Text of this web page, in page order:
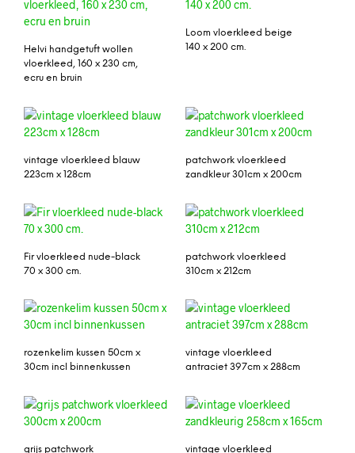
Helvi handgetuft wollen
vloerkleed, 160 x 230 cm,
ecru en bruin
Loom vloerkleed beige
140 x 200 cm.
vintage vloerkleed blauw
223cm x 128cm
patchwork vloerkleed
zandkleur 301cm x 200cm
Fir vloerkleed nude-black
70 x 300 cm.
patchwork vloerkleed
310cm x 212cm
rozenkelim kussen 50cm x
30cm incl binnenkussen
vintage vloerkleed
antraciet 397cm x 288cm
grijs patchwork vintage vloerkleed